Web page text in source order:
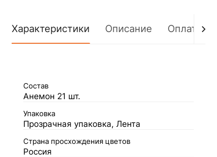
Характеристики Описание Оплата
Состав
Анемон 21 шт.
Упаковка
Прозрачная упаковка, Лента
Страна просхождения цветов
Россия